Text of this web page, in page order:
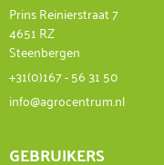
Prins Reinierstraat 7
4651 RZ
Steenbergen
+31(0)167 - 56 31 50
info@agrocentrum.nl
GEBRUIKERS